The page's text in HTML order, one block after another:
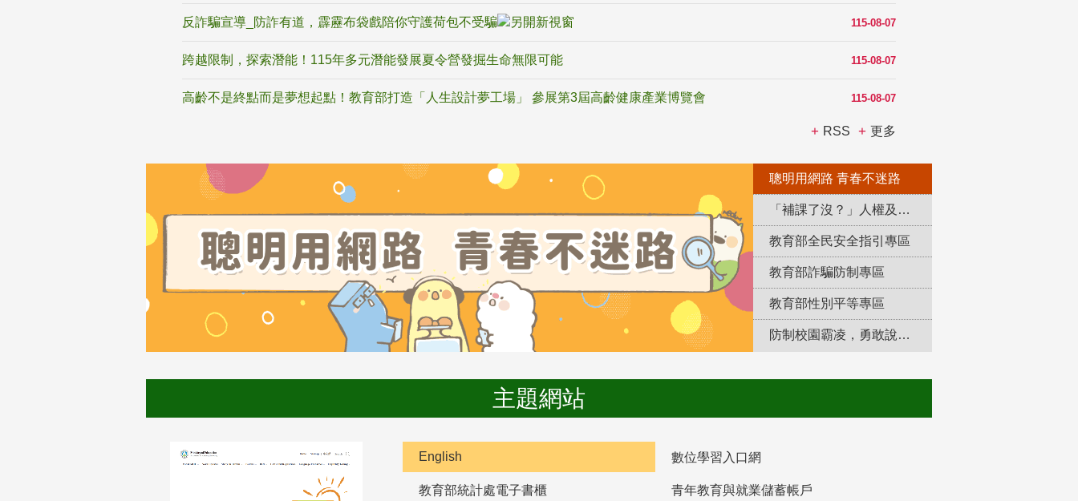
115-08-07
反詐騙宣導_防詐有道，霹靂布袋戲陪你守護荷包不受騙
115-08-07
跨越限制，探索潛能！115年多元潛能發展夏令營發掘生命無限可能
115-08-07
高齡不是終點而是夢想起點！教育部打造「人生設計夢工場」 參展第3屆高齡健康產業博覽會
RSS 更多
聰明用網路 青春不迷路
「補課了沒？」人權及轉型正義教育專區
教育部全民安全指引專區
教育部詐騙防制專區
教育部性別平等專區
防制校園霸凌，勇敢說出來！
主題網站
English 數位學習入口網
教育部統計處電子書櫃 青年教育與就業儲蓄帳戶